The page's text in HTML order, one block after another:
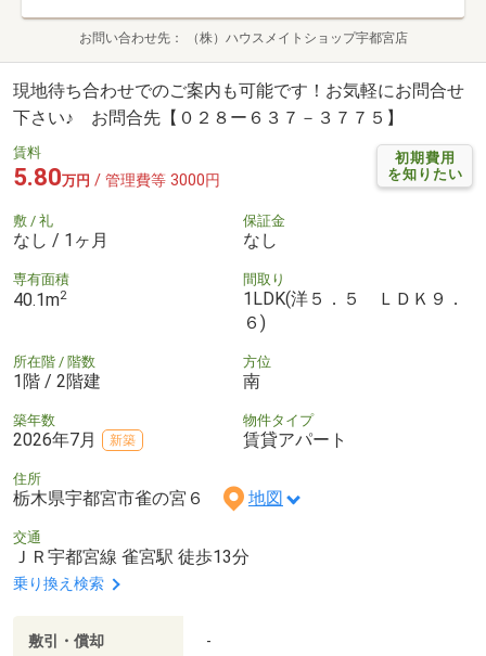
お問い合わせ先 （株）ハウスメイトショップ宇都宮店
現地待ち合わせでのご案内も可能です！お気軽にお問合せ
下さい♪ お問合先【０２８ー６３７－３７７５】
初期費用
を知りたい
賃料
5.80万円 / 管理費等 3000円
敷 / 礼
なし / 1ヶ月
保証金
なし
専有面積
40.1m2
間取り
1LDK(洋５．５ ＬＤＫ９．
６)
所在階 / 階数
1階 / 2階建
方位
南
築年数
2026年7月 新築
物件タイプ
賃貸アパート
住所
栃木県宇都宮市雀の宮６ 地図
交通
ＪＲ宇都宮線 雀宮駅 徒歩13分
乗り換え検索
敷引・償却 -